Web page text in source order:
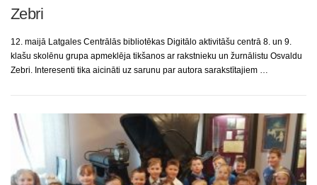
Zebri
12. maijā Latgales Centrālās bibliotēkas Digitālo aktivitāšu centrā 8. un 9.
klašu skolēnu grupa apmeklēja tikšanos ar rakstnieku un žurnālistu Osvaldu
Zebri. Interesenti tika aicināti uz sarunu par autora sarakstītajiem …